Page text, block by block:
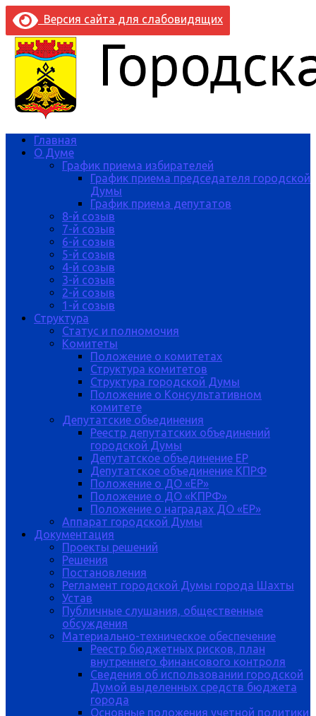
Версия сайта для слабовидящих
Главная
О Думе
График приема избирателей
График приема председателя городской
Думы
График приема депутатов
8-й созыв
7-й созыв
6-й созыв
5-й созыв
4-й созыв
3-й созыв
2-й созыв
1-й созыв
Структура
Статус и полномочия
Комитеты
Положение о комитетах
Структура комитетов
Структура городской Думы
Положение о Консультативном
комитете
Депутатские обьединения
Реестр депутатских объединений
городской Думы
Депутатское объединение ЕР
Депутатское объединение КПРФ
Положение о ДО «ЕР»
Положение о ДО «КПРФ»
Положение о наградах ДО «ЕР»
Аппарат городской Думы
Документация
Проекты решений
Решения
Постановления
Регламент городской Думы города Шахты
Устав
Публичные слушания, общественные
обсуждения
Материально-техническое обеспечение
Реестр бюджетных рисков, план
внутреннего финансового контроля
Сведения об использовании городской
Думой выделенных средств бюджета
города
Основные положения учетной политики